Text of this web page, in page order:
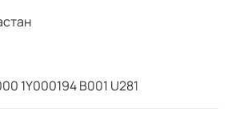
1Y000194 B001 U281